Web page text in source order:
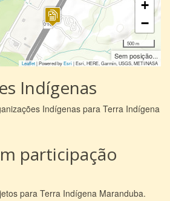
+
−
500 m
Sem posição...
Leaflet| Powered byEsri|Esri, HERE, Garmin, USGS, METI/NASA
Indígenas
Indígenas para Terra Indígena
participação
para Terra Indígena Maranduba.